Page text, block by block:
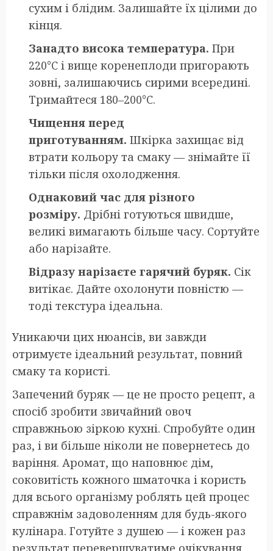
сухим і блідим. Залишайте їх цілими до
кінця.
Занадто висока температура. При
220°C і вище коренеплоди пригорають
зовні, залишаючись сирими всередині.
Тримайтеся 180–200°C.
Чищення перед
приготуванням. Шкірка захищає від
втрати кольору та смаку — знімайте її
тільки після охолодження.
Однаковий час для різного
розміру. Дрібні готуються швидше,
великі вимагають більше часу. Сортуйте
або нарізайте.
Відразу нарізаєте гарячий буряк. Сік
витікає. Дайте охолонути повністю —
тоді текстура ідеальна.
Уникаючи цих нюансів, ви завжди
отримуєте ідеальний результат, повний
смаку та користі.
Запечений буряк — це не просто рецепт, а
спосіб зробити звичайний овоч
справжньою зіркою кухні. Спробуйте один
раз, і ви більше ніколи не повернетесь до
варіння. Аромат, що наповнює дім,
соковитість кожного шматочка і користь
для всього організму роблять цей процес
справжнім задоволенням для будь-якого
кулінара. Готуйте з душею — і кожен раз
результат перевершуватиме очікування.